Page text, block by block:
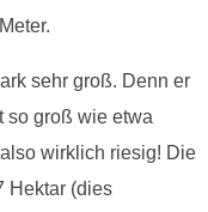
sehr groß. Denn er
so groß wie etwa
wirklich riesig! Die
Hektar (dies